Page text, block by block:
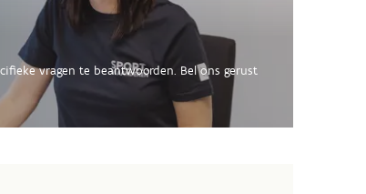
vragen te beantwoorden. Bel ons gerust